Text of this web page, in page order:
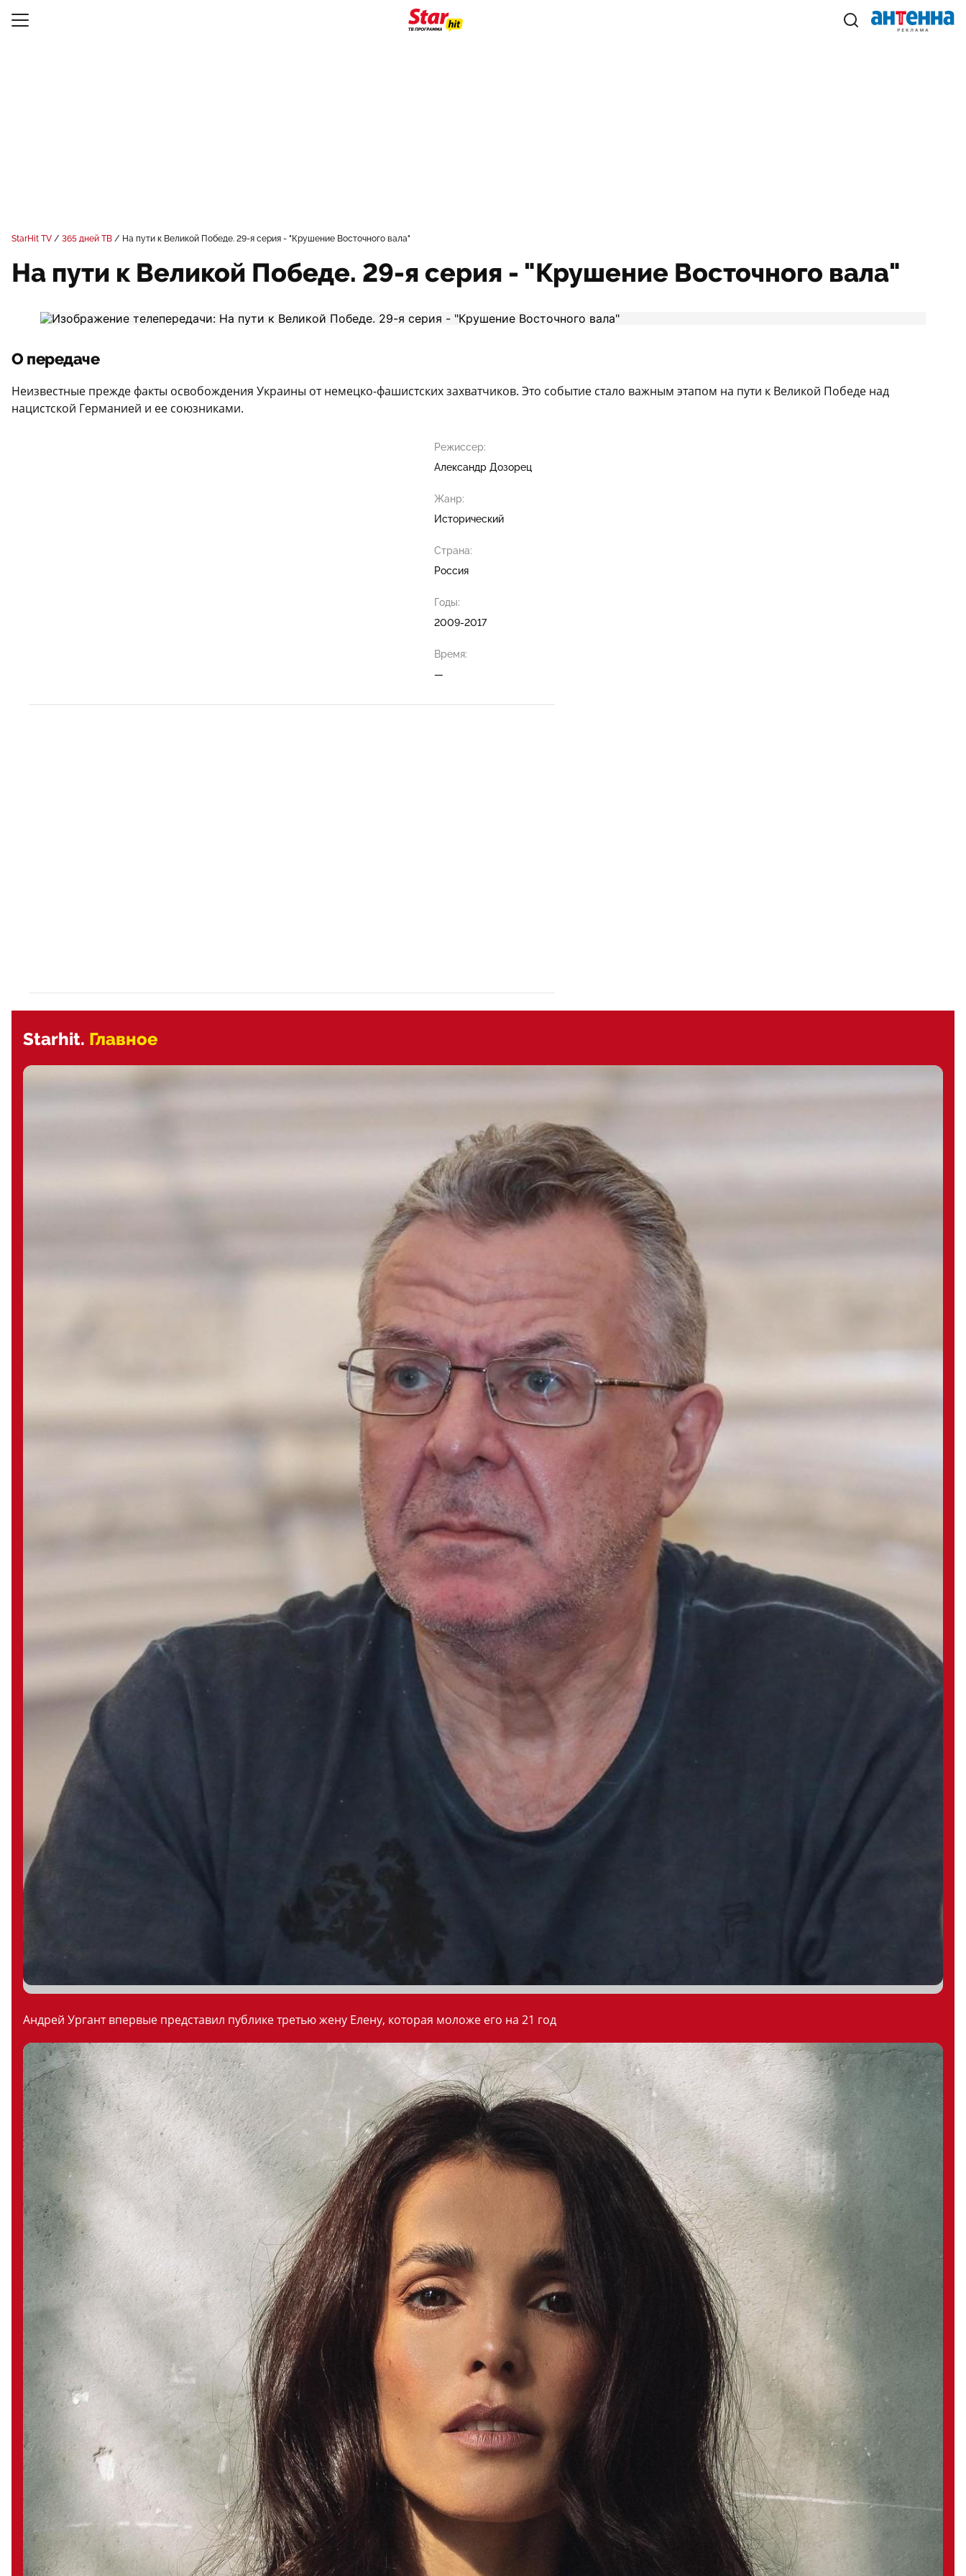
StarHit TV 365 дней ТВ На пути к Великой Победе. 29-я серия - "Крушение Восточного вала"
На пути к Великой Победе. 29-я серия - "Крушение Восточного вала"
О передаче
Неизвестные прежде факты освобождения Украины от немецко-фашистских захватчиков. Это событие стало важным этапом на пути к Великой Победе над
нацистской Германией и ее союзниками.
Режиссер:
Александр Дозорец
Жанр:
Исторический
Страна:
Россия
Годы:
2009-2017
Время:
—
Starhit. Главное
Андрей Ургант впервые представил публике третью жену Елену, которая моложе его на 21 год